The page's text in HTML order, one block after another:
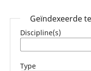
Geïndexeerde
Discipline(s)
Type